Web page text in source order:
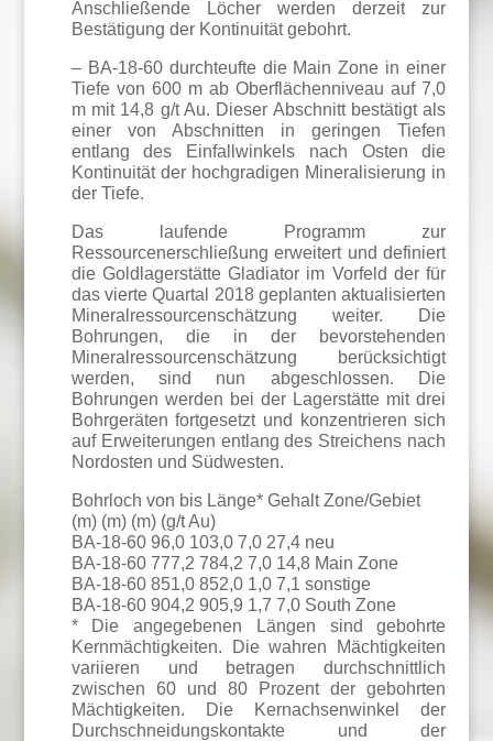
Anschließende Löcher werden derzeit zur
Bestätigung der Kontinuität gebohrt.
– BA-18-60 durchteufte die Main Zone in einer
Tiefe von 600 m ab Oberflächenniveau auf 7,0
m mit 14,8 g/t Au. Dieser Abschnitt bestätigt als
einer von Abschnitten in geringen Tiefen
entlang des Einfallwinkels nach Osten die
Kontinuität der hochgradigen Mineralisierung in
der Tiefe.
Das laufende Programm zur
Ressourcenerschließung erweitert und definiert
die Goldlagerstätte Gladiator im Vorfeld der für
das vierte Quartal 2018 geplanten aktualisierten
Mineralressourcenschätzung weiter. Die
Bohrungen, die in der bevorstehenden
Mineralressourcenschätzung berücksichtigt
werden, sind nun abgeschlossen. Die
Bohrungen werden bei der Lagerstätte mit drei
Bohrgeräten fortgesetzt und konzentrieren sich
auf Erweiterungen entlang des Streichens nach
Nordosten und Südwesten.
Bohrloch von bis Länge* Gehalt Zone/Gebiet
(m) (m) (m) (g/t Au)
BA-18-60 96,0 103,0 7,0 27,4 neu
BA-18-60 777,2 784,2 7,0 14,8 Main Zone
BA-18-60 851,0 852,0 1,0 7,1 sonstige
BA-18-60 904,2 905,9 1,7 7,0 South Zone
* Die angegebenen Längen sind gebohrte
Kernmächtigkeiten. Die wahren Mächtigkeiten
variieren und betragen durchschnittlich
zwischen 60 und 80 Prozent der gebohrten
Mächtigkeiten. Die Kernachsenwinkel der
Durchschneidungskontakte und der